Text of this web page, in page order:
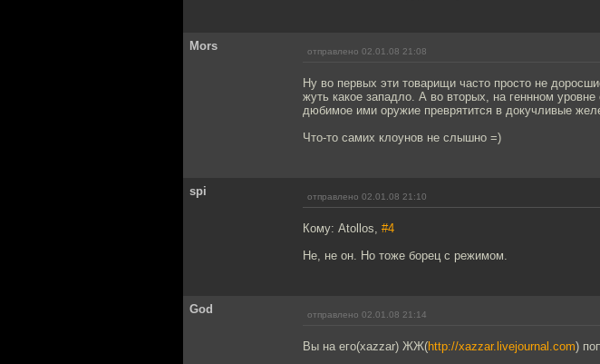
Mors отправлено 02.01.08 21:08
Ну во первых эти товарищи часто просто не
жуть какое западло. А во вторых, на геннном
дюбимое ими оружие преврятится в докучливые
Что-то самих клоунов не слышно =)
spi отправлено 02.01.08 21:10
Кому: Atollos, #4
Не, не он. Но тоже борец с режимом.
God отправлено 02.01.08 21:14
Вы на его(xazzar) ЖЖ(http://xazzar.livejournal.com)